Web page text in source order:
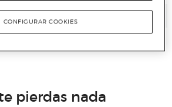
pierdas nada
CONFIGURAR COOKIES